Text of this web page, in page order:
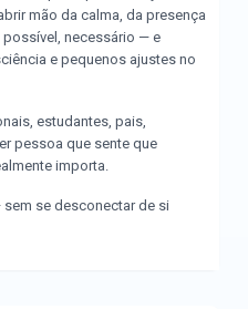
mão da calma, da presença
necessário — e
e pequenos ajustes no
estudantes, pais,
pessoa que sente que
importa.
se desconectar de si